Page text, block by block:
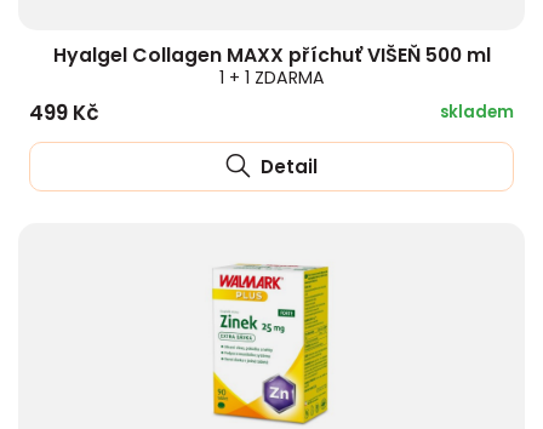
DETOXIKAČNÍ OČISTA ORGANISMU
ŠTÍTNÁ ŽLÁZA
PÉČE O POPRSÍ
Hyalgel Collagen MAXX příchuť VIŠEŇ 500 ml
1 + 1 ZDARMA
499 Kč skladem
Detail